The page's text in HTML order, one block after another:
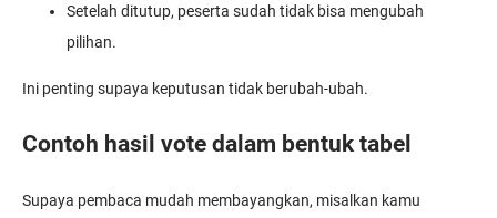
Setelah ditutup, peserta sudah tidak bisa mengubah
pilihan.
Ini penting supaya keputusan tidak berubah-ubah.
Contoh hasil vote dalam bentuk tabel
Supaya pembaca mudah membayangkan, misalkan kamu